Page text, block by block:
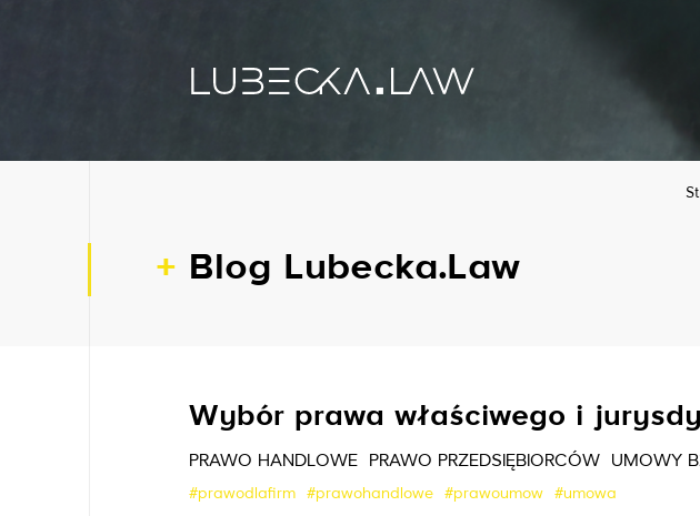
Blog Lubecka.Law
Wybór prawa właściwego i
PRAWO HANDLOWE PRAWO PRZEDSIĘBIORCÓW UMOWY
#prawodlafirm #prawohandlowe #prawoumow #umowa